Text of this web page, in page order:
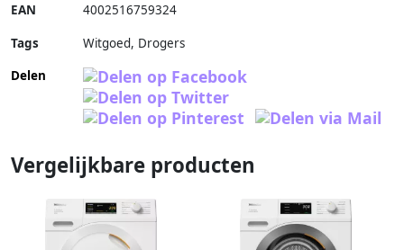
EAN 4002516759324
Tags
Witgoed, Drogers
Delen
Vergelijkbare producten